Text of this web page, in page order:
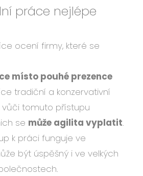
práce nejlépe
ocení firmy, které se
místo pouhé prezence
tradiční a konzervativní
tomuto přístupu
se může agilita vyplatit.
k práci funguje ve
být úspěšný i ve velkých